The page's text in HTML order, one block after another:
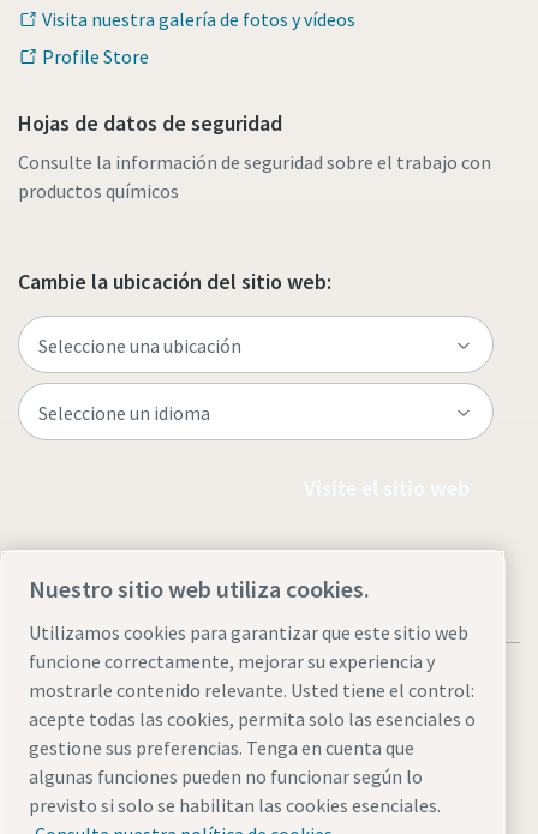
Visita nuestra galería de fotos y vídeos
Profile Store
Hojas de datos de seguridad
Consulte la información de seguridad sobre el trabajo con
productos químicos
Cambie la ubicación del sitio web:
Avisos legales y de privacidad
Administrar cookies
AccesibilidadMapa del sitio
Nuestro sitio web utiliza cookies.
Utilizamos cookies para garantizar que este sitio web
funcione correctamente, mejorar su experiencia y
mostrarle contenido relevante. Usted tiene el control:
acepte todas las cookies, permita solo las esenciales o
gestione sus preferencias. Tenga en cuenta que
algunas funciones pueden no funcionar según lo
previsto si solo se habilitan las cookies esenciales.